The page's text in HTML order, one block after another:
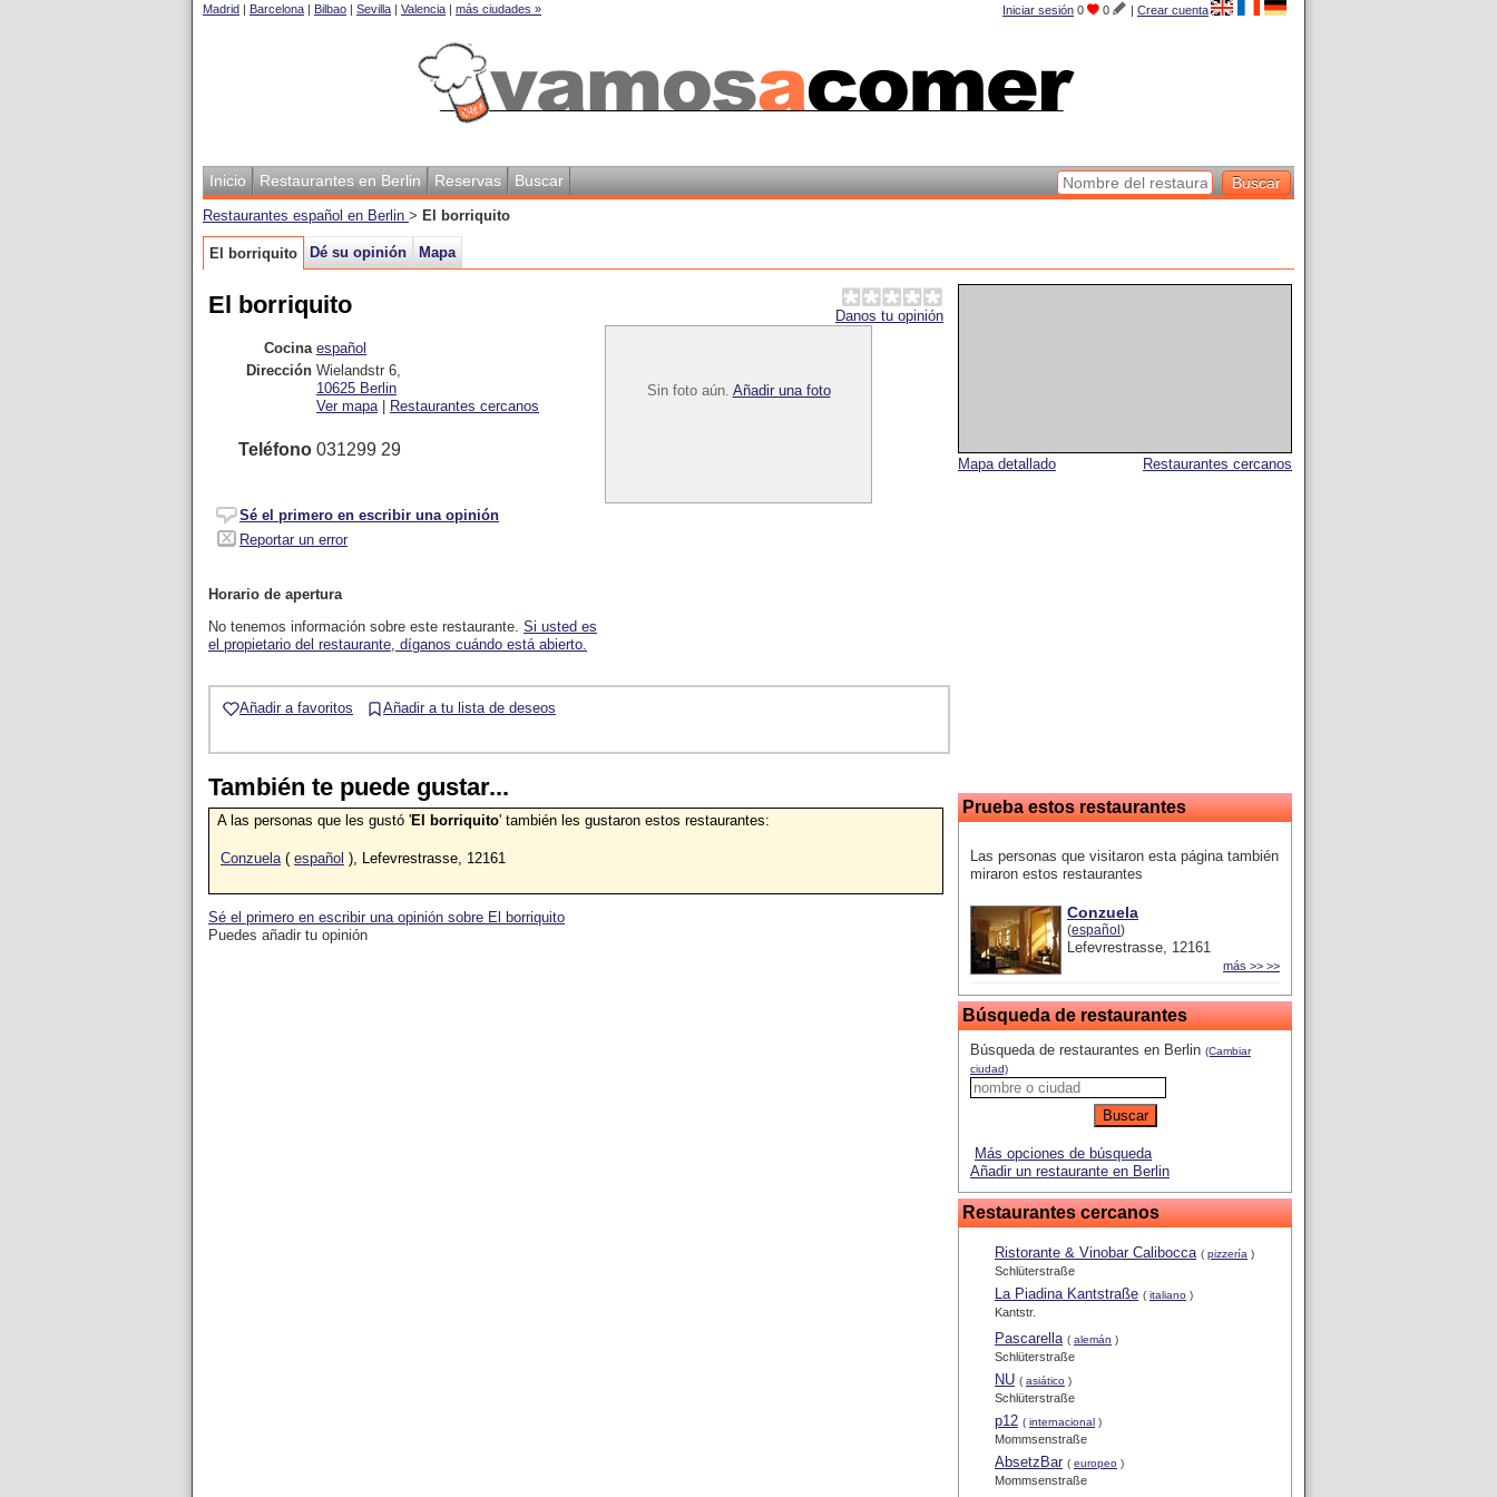
Iniciar sesión 0 0 | Crear cuenta
Madrid | Barcelona | Bilbao | Sevilla | Valencia | más ciudades »
Inicio Restaurantes en Berlin Reservas Buscar
Restaurantes español en Berlin > El borriquito
El borriquito Dé su opinión Mapa
Restaurantes cercanos
Mapa detallado
Prueba estos restaurantes
Las personas que visitaron esta página también
miraron estos restaurantes
Conzuela
(español )
Lefevrestrasse, 12161
más >> >>
Búsqueda de restaurantes
Búsqueda de restaurantes en Berlin (Cambiar
ciudad)
Más opciones de búsqueda
Añadir un restaurante en Berlin
Restaurantes cercanos
Ristorante & Vinobar Calibocca ( pizzería )
Schlüterstraße
La Piadina Kantstraße ( italiano )
Kantstr.
Pascarella ( alemán )
Schlüterstraße
NU ( asiático )
Schlüterstraße
p12 ( internacional )
Mommsenstraße
AbsetzBar ( europeo )
Mommsenstraße
Danos tu opinión
El borriquito
Sin foto aún. Añadir una foto
Cocina español
Dirección Wielandstr 6,
10625 Berlin
Ver mapa| Restaurantes cercanos
Teléfono 031299 29
Sé el primero en escribir una opinión
Reportar un error
Horario de apertura
No tenemos información sobre este restaurante. Si usted es
el propietario del restaurante, díganos cuándo está abierto.
Añadir a favoritos Añadir a tu lista de deseos
También te puede gustar...
A las personas que les gustó 'El borriquito' también les gustaron estos restaurantes:
Conzuela ( español ), Lefevrestrasse, 12161
Sé el primero en escribir una opinión sobre El borriquito
Puedes añadir tu opinión